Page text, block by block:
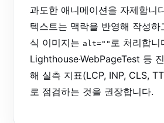
과도한 애니메이션을 자제합니
텍스트는 맥락을 반영해 작성
식 이미지는 alt="" 로 처리합니
Lighthouse·WebPageTest 등
해 실측 지표(LCP, INP, CLS,
로 점검하는 것을 권장합니다.